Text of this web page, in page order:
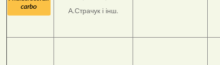
А.Страчук і інш.